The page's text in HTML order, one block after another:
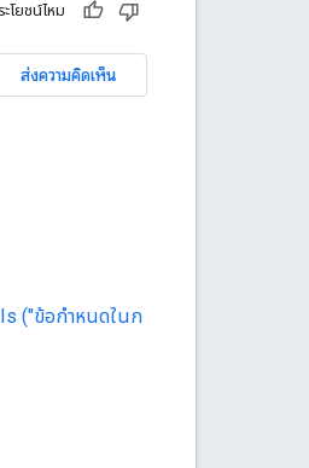
โยชน์ไหม
ส่งความคิดเห็น
("ข้อกำหนดในก